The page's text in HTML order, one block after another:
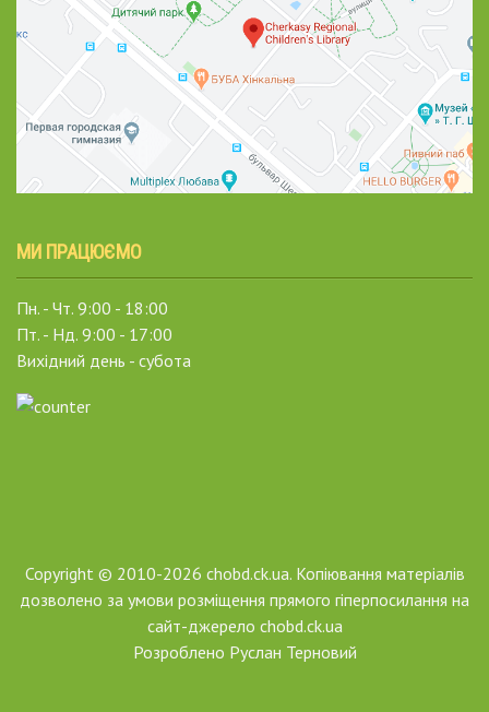
МИ ПРАЦЮЄМО
Пн. - Чт. 9:00 - 18:00
Пт. - Нд. 9:00 - 17:00
Вихідний день - субота
Copyright © 2010-2026 chobd.ck.ua. Копіювання матеріалів
дозволено за умови розміщення прямого гіперпосилання на
сайт-джерело chobd.ck.ua
Розроблено Руслан Терновий